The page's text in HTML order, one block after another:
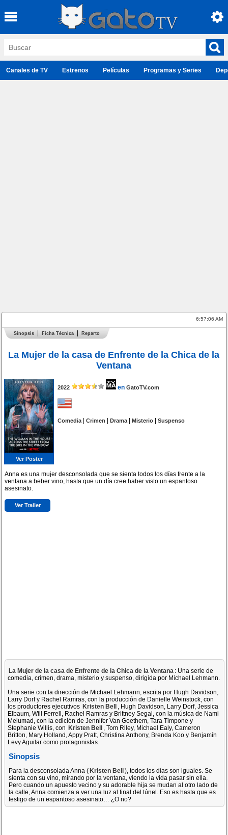
Canales de TV Estrenos Películas Programas y Series
6:57:06 AM
Sinopsis Ficha Técnica Reparto
La Mujer de la casa de Enfrente de la Chica de la
Ventana
Ver Poster
2022 en GatoTV.com
Comedia|Crimen |Drama|Misterio |Suspenso
Anna es una mujer desconsolada que se sienta todos los días frente a la
ventana a beber vino, hasta que un día cree haber visto un espantoso
asesinato.
Ver Trailer
La Mujer de la casa de Enfrente de la Chica de la Ventana : Una serie de
comedia, crimen, drama, misterio y suspenso, dirigida por Michael Lehmann.
Una serie con la dirección de Michael Lehmann, escrita por Hugh Davidson,
Larry Dorf y Rachel Ramras, con la producción de Danielle Weinstock, con
los productores ejecutivos Kristen Bell
, Hugh Davidson, Larry Dorf, Jessica
Elbaum, Will Ferrell, Rachel Ramras y Brittney Segal, con la música de Nami
Melumad, con la edición de Jennifer Van Goethem, Tara Timpone y
Stephanie Willis, con Kristen Bell
, Tom Riley, Michael Ealy, Cameron
Britton, Mary Holland, Appy Pratt, Christina Anthony, Brenda Koo y Benjamín
Levy Aguilar como protagonistas.
Sinopsis
Para la desconsolada Anna (Kristen Bell), todos los días son iguales. Se
sienta con su vino, mirando por la ventana, viendo la vida pasar sin ella.
Pero cuando un apuesto vecino y su adorable hija se mudan al otro lado de
la calle, Anna comienza a ver una luz al final del túnel. Eso es hasta que es
testigo de un espantoso asesinato… ¿O no?